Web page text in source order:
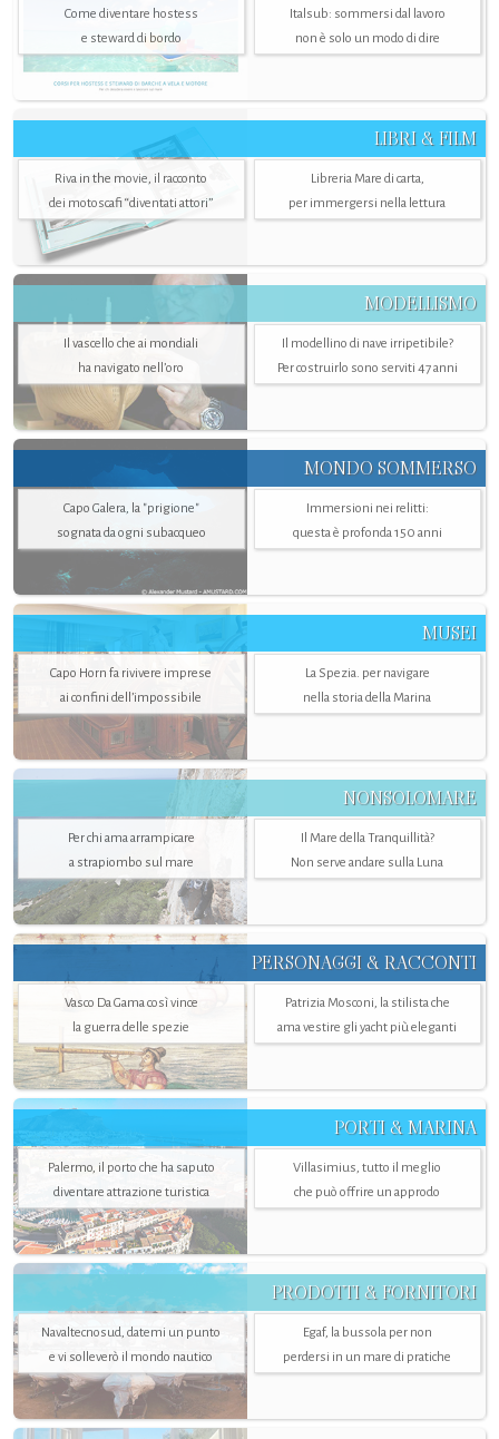
Come diventare hostess
e steward di bordo
Italsub: sommersi dal lavoro
non è solo un modo di dire
LIBRI & FILM
Riva in the movie, il racconto
dei motoscafi “diventati attori”
Libreria Mare di carta,
per immergersi nella lettura
MODELLISMO
Il vascello che ai mondiali
ha navigato nell’oro
Il modellino di nave irripetibile?
Per costruirlo sono serviti 47 anni
MONDO SOMMERSO
Capo Galera, la "prigione"
sognata da ogni subacqueo
Immersioni nei relitti:
questa è profonda 150 anni
MUSEI
Capo Horn fa rivivere imprese
ai confini dell’impossibile
La Spezia. per navigare
nella storia della Marina
NONSOLOMARE
Per chi ama arrampicare
a strapiombo sul mare
Il Mare della Tranquillità?
Non serve andare sulla Luna
PERSONAGGI & RACCONTI
Vasco Da Gama così vince
la guerra delle spezie
Patrizia Mosconi, la stilista che
ama vestire gli yacht più eleganti
PORTI & MARINA
Palermo, il porto che ha saputo
diventare attrazione turistica
Villasimius, tutto il meglio
che può offrire un approdo
PRODOTTI & FORNITORI
Navaltecnosud, datemi un punto
e vi solleverò il mondo nautico
Egaf, la bussola per non
perdersi in un mare di pratiche